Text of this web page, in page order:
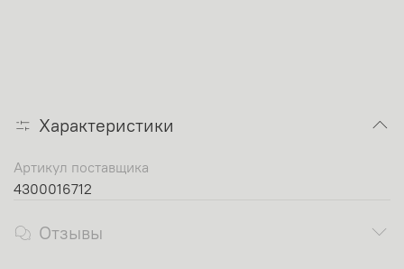
Характеристики
Артикул поставщика
4300016712
Отзывы